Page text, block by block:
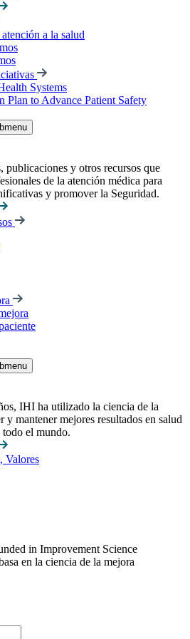
a la salud
Systems
Plan to Advance Patient Safety
publicaciones y otros recursos que
de la atención médica para
y promover la Seguridad.
IHI ha utilizado la ciencia de la
y mantener mejores resultados en salud
el mundo.
Valores
en la ciencia de la mejora